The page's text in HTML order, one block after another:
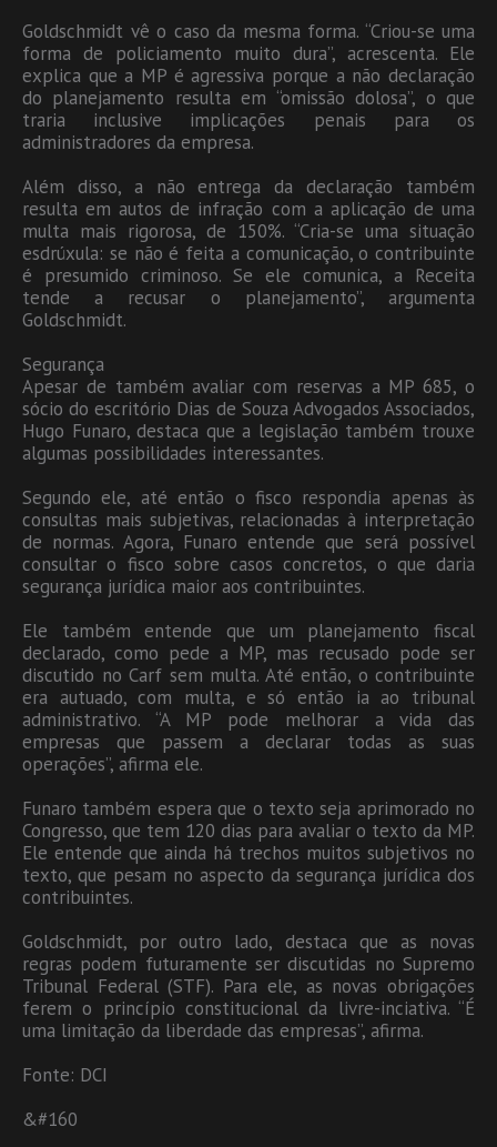
Goldschmidt vê o caso da mesma forma. “Criou-se uma
forma de policiamento muito dura”, acrescenta. Ele
explica que a MP é agressiva porque a não declaração
do planejamento resulta em “omissão dolosa”, o que
traria inclusive implicações penais para os
administradores da empresa.
Além disso, a não entrega da declaração também
resulta em autos de infração com a aplicação de uma
multa mais rigorosa, de 150%. “Cria-se uma situação
esdrúxula: se não é feita a comunicação, o contribuinte
é presumido criminoso. Se ele comunica, a Receita
tende a recusar o planejamento”, argumenta
Goldschmidt.
Segurança
Apesar de também avaliar com reservas a MP 685, o
sócio do escritório Dias de Souza Advogados Associados,
Hugo Funaro, destaca que a legislação também trouxe
algumas possibilidades interessantes.
Segundo ele, até então o fisco respondia apenas às
consultas mais subjetivas, relacionadas à interpretação
de normas. Agora, Funaro entende que será possível
consultar o fisco sobre casos concretos, o que daria
segurança jurídica maior aos contribuintes.
Ele também entende que um planejamento fiscal
declarado, como pede a MP, mas recusado pode ser
discutido no Carf sem multa. Até então, o contribuinte
era autuado, com multa, e só então ia ao tribunal
administrativo. “A MP pode melhorar a vida das
empresas que passem a declarar todas as suas
operações”, afirma ele.
Funaro também espera que o texto seja aprimorado no
Congresso, que tem 120 dias para avaliar o texto da MP.
Ele entende que ainda há trechos muitos subjetivos no
texto, que pesam no aspecto da segurança jurídica dos
contribuintes.
Goldschmidt, por outro lado, destaca que as novas
regras podem futuramente ser discutidas no Supremo
Tribunal Federal (STF). Para ele, as novas obrigações
ferem o princípio constitucional da livre-inciativa. “É
uma limitação da liberdade das empresas”, afirma.
Fonte: DCI
&#160